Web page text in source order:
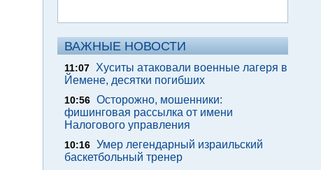
ВАЖНЫЕ НОВОСТИ
11:07
Хуситы атаковали военные лагеря в
Йемене, десятки погибших
10:56 Осторожно, мошенники:
фишинговая рассылка от имени
Налогового управления
10:16 Умер легендарный израильский
баскетбольный тренер